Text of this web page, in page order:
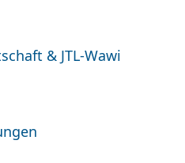
& JTL-Wawi